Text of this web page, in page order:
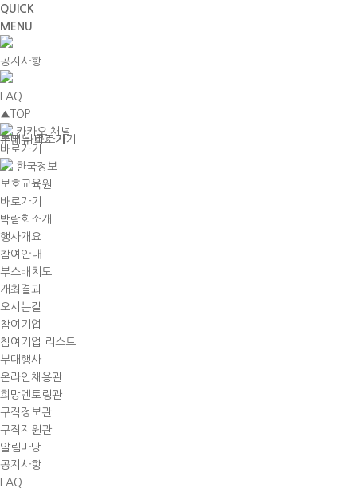
QUICK
MENU
공지사항
FAQ
▲ TOP
카카오 채널
바로가기
한국정보
보호교육원
바로가기
주메뉴 바로가기
본문 바로가기
박람회소개
행사개요
참여안내
부스배치도
개최결과
오시는길
참여기업
참여기업 리스트
부대행사
온라인채용관
희망멘토링관
구직정보관
구직지원관
알림마당
공지사항
FAQ